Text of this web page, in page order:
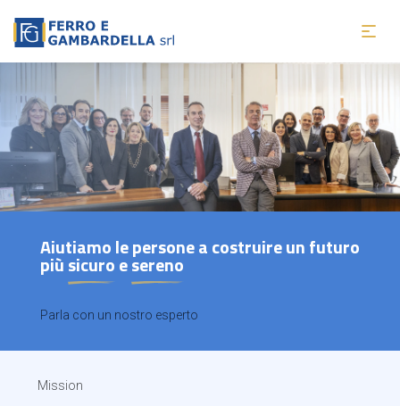
Aiutiamo le persone a costruire un futuro
piùsicuroesereno
Parla con un nostro esperto
Mission